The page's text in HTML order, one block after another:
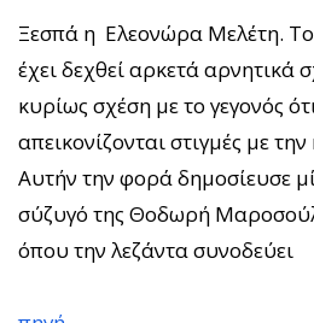
Ξεσπά η Ελεονώρα Μελέτη. Το
έχει δεχθεί αρκετά αρνητικά
κυρίως σχέση με το γεγονός
απεικονίζονται στιγμές με
Αυτήν την φορά δημοσίευσε
σύζυγό της Θοδωρή
όπου την λεζάντα συνοδεύει